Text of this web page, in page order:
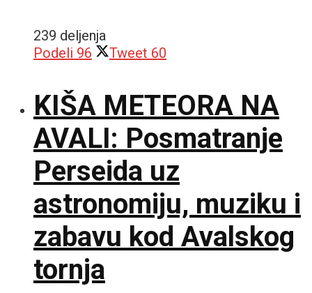
239 deljenja
Podeli 96 Tweet 60
KIŠA METEORA NA
AVALI: Posmatranje
Perseida uz
astronomiju, muziku i
zabavu kod Avalskog
tornja